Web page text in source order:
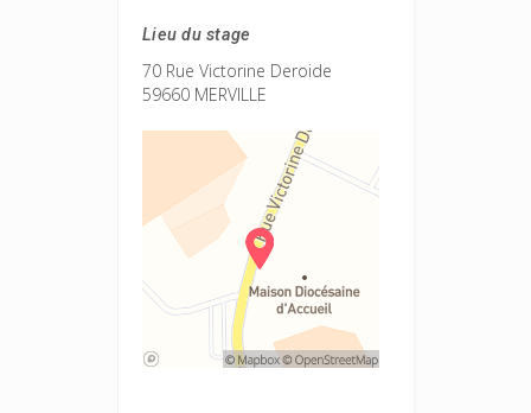
Lieu du stage
70 Rue Victorine Deroide
59660 MERVILLE